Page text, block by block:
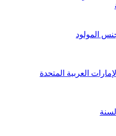
المولود
العربية المتحدة